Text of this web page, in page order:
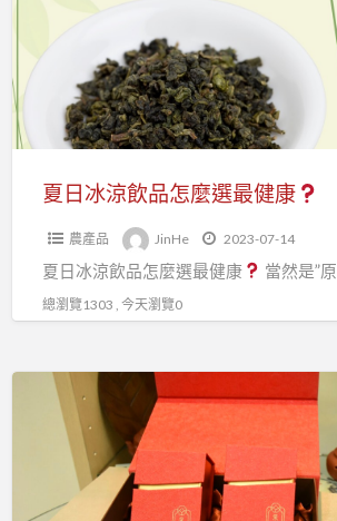
怎
麼
選
夏日冰涼飲品怎麼選最健康
農產品 JinHe 2023-07-14
夏日冰涼飲品怎麼選最健康 當然是”原
總瀏覽1303 , 今天瀏覽0